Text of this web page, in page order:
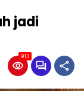
jadi
913